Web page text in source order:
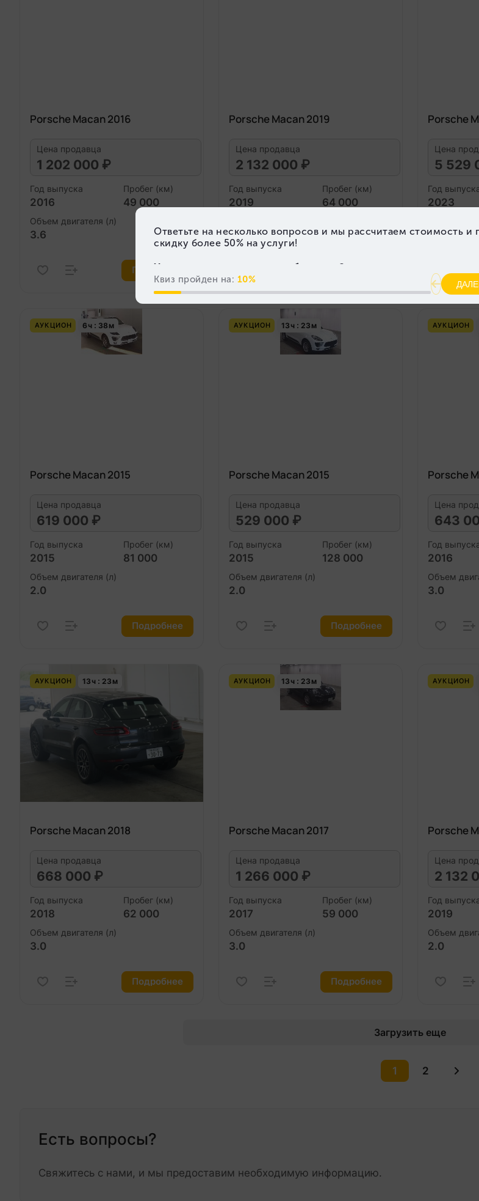
Porsche Macan 2016
Цена продавца
1 202 000 ₽
Год выпуска
2016
Пробег (км)
49 000
Объем двигателя (л)
3.6
Подробнее
Porsche Macan 2019
Цена продавца
2 132 000 ₽
Год выпуска
2019
Пробег (км)
64 000
2.0
Porsche
Цена
5 529
Год
2023
3.0
АУКЦИОН 6 ч 38 м
Porsche Macan 2015
Цена продавца
619 000 ₽
Год выпуска
2015
Пробег (км)
81 000
Объем двигателя (л)
2.0
Подробнее
АУКЦИОН 13 ч 23 м
Porsche Macan 2015
Цена продавца
529 000 ₽
Год выпуска
2015
Пробег (км)
128 000
Объем двигателя (л)
2.0
Подробнее
АУКЦИОН
Porsche
Цена
643
Год
2016
Объем
3.0
АУКЦИОН 13 ч 23 м
Porsche Macan 2018
Цена продавца
668 000 ₽
Год выпуска
2018
Пробег (км)
62 000
Объем двигателя (л)
3.0
Подробнее
АУКЦИОН 13 ч 23 м
Porsche Macan 2017
Цена продавца
1 266 000 ₽
Год выпуска
2017
Пробег (км)
59 000
Объем двигателя (л)
3.0
Подробнее
АУКЦИОН
Porsche
Цена
2 132
Год
2019
Объем
2.0
Загрузить еще
1 2
Есть вопросы?
Свяжитесь с нами, и мы предоставим необходимую информацию.